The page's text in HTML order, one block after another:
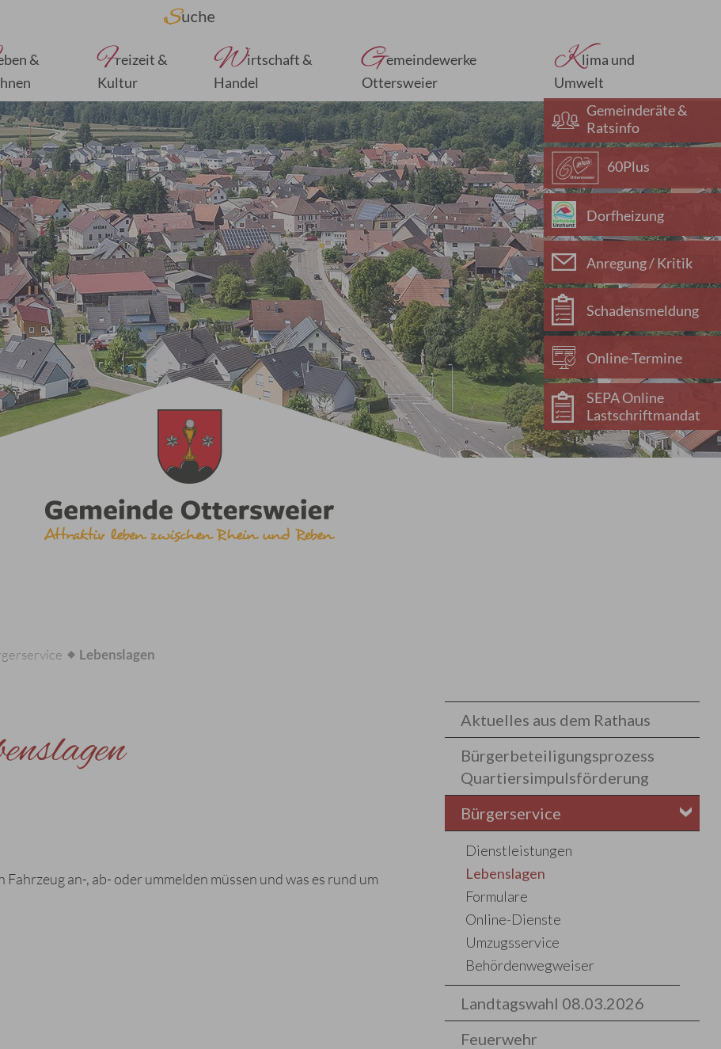
&
Freizeit &
Kultur
Wirtschaft &
Handel
Gemeindewerke
Ottersweier
Klima und
Umwelt
Gemeinderäte &
Ratsinfo
60Plus
Dorfheizung
Anregung / Kritik
Schadensmeldung
Online-Termine
SEPA Online
Lastschriftmandat
Lebenslagen
an-, ab- oder ummelden müssen und was es rund um
Aktuelles aus dem Rathaus
Bürgerbeteiligungsprozess
Quartiersimpulsförderung
Bürgerservice
Dienstleistungen
Lebenslagen
Formulare
Online-Dienste
Umzugsservice
Behördenwegweiser
Landtagswahl 08.03.2026
Feuerwehr